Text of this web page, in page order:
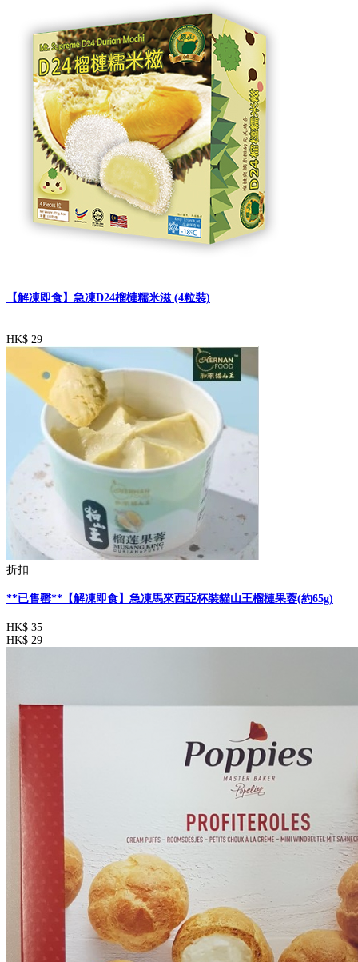
【解凍即食】急凍D24榴槤糯米滋 (4粒裝)
HK$ 29
折扣
**已售罄**【解凍即食】急凍馬來西亞杯裝貓山王榴槤果蓉(約65g)
HK$ 35
HK$ 29